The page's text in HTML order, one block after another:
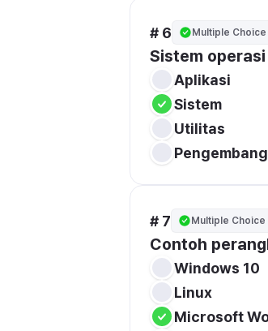
# 6 Multiple Choice
Sistem
Aplikasi
Sistem
Utilitas
# 7 Multiple Choice
Contoh
Windows 10
Linux
Microsoft